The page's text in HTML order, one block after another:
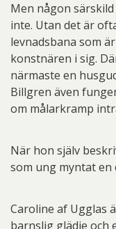
Men någon
inte. Utan det är
levnadsbana som
konstnären i sig.
närmaste en
Billgren även
om målarkramp
När hon själv
som ung myntat en
Caroline af Ugglas
barnslig glädje och